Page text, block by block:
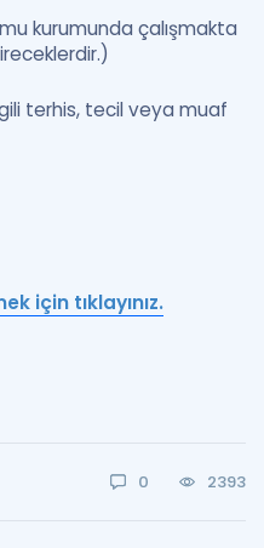
kurumunda çalışmakta
terhis, tecil veya muaf
için tıklayınız.
0 2393